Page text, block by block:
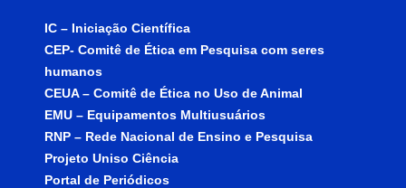
IC – Iniciação Científica
CEP- Comitê de Ética em Pesquisa com seres
humanos
CEUA – Comitê de Ética no Uso de Animal
EMU – Equipamentos Multiusuários
RNP – Rede Nacional de Ensino e Pesquisa
Projeto Uniso Ciência
Portal de Periódicos